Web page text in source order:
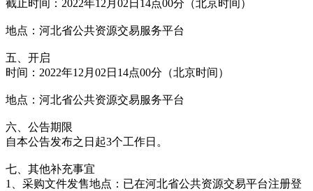
截止时间：2022年12月02日14点00分（北京时间）
地点：河北省公共资源交易服务平台
五、开启
时间：2022年12月02日14点00分（北京时间）
地点：河北省公共资源交易服务平台
六、公告期限
自本公告发布之日起3个工作日。
七、其他补充事宜
1、采购文件发售地点：已在河北省公共资源交易平台注册登